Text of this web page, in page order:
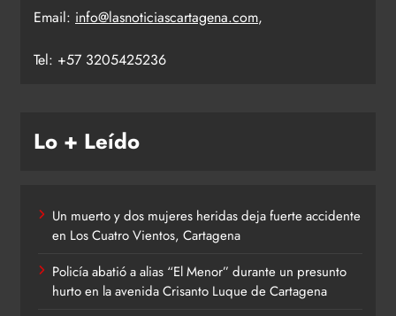
Email: info@lasnoticiascartagena.com,
Tel: +57 3205425236
Lo + Leído
Un muerto y dos mujeres heridas deja fuerte accidente
en Los Cuatro Vientos, Cartagena
Policía abatió a alias “El Menor” durante un presunto
hurto en la avenida Crisanto Luque de Cartagena